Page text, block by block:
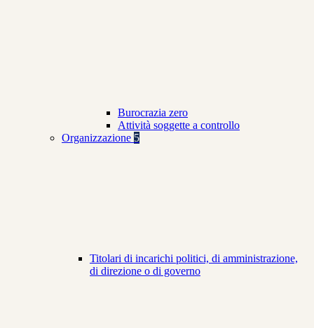
Burocrazia zero
Attività soggette a controllo
Organizzazione 5
Titolari di incarichi politici, di amministrazione,
di direzione o di governo